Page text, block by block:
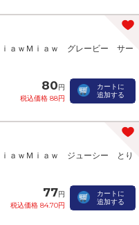
ｉａｗＭｉａｗ グレービー サー
80円
税込価格 88円
カートに
追加する
ｉａｗＭｉａｗ ジューシー とり
77円
税込価格 84.70円
カートに
追加する